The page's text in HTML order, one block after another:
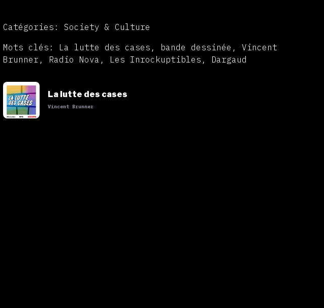
Catégories: Society & Culture
Mots clés: La lutte des cases, bande dessinée, Vincent
Brunner, Radio Nova, Les Inrockuptibles, Dargaud
La lutte des cases
Vincent Brunner